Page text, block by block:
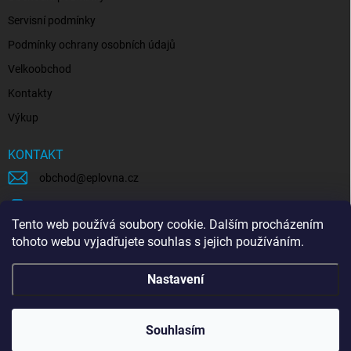
Tento web používá soubory cookie. Dalším procházením
tohoto webu vyjadřujete souhlas s jejich používáním.
Nastavení
Souhlasím
Servisní podmínky
Podmínky ochrany osobních údajů
Velkoobchod
Kontakty
Výkup
KONTAKT
obchod @eplovna.cz
eplovna.cz